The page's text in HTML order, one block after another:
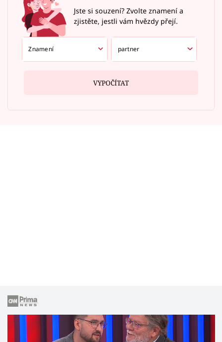
Jste si souzení? Zvolte znamení a
zjistěte, jestli vám hvězdy přejí.
VYPOČÍTAT